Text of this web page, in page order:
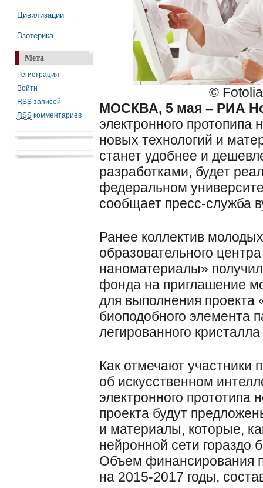
Цивилизации
Эзотерика
Мета
Регистрация
Войти
RSSзаписей
RSSкомментариев
©
МОСКВА, 5 мая – РИА
электронного протопипа
новых технологий и
станет удобнее и
разработками, будет
федеральном
сообщает пресс-служба
Ранее коллектив
образовательного
наноматериалы» получил
фонда на приглашение
для выполнения проекта
биоподобного элемента
легированного
Как отмечают участники
об искусственном
электронного прототипа
проекта будут
и материалы, которые,
нейронной сети гораздо
Объем финансирования
на 2015-2017 годы,